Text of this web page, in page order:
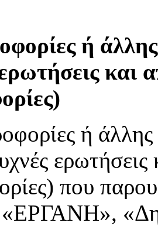
ή άλλης
και
ή άλλης
ερωτήσεις
που